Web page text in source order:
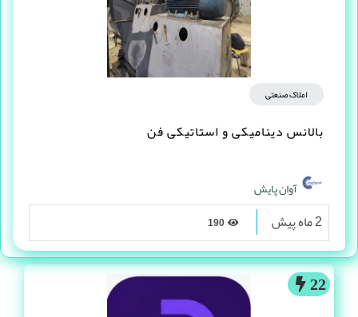
22
املاک صنعتی
بالانس دینامیکی و استاتیکی فن
آوان پایش
2 ماه پیش